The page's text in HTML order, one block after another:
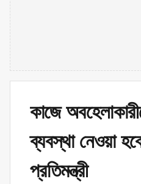
কাজে
ব্যবস্থা নেওয়া
প্রতিমন্ত্রী